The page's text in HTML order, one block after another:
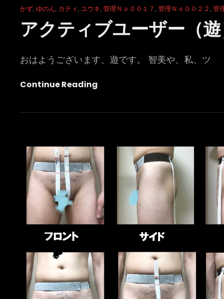
Cat
かず, ゆのん, カティ, ユウキ, 管理Ｎｏ００１７, 管理Ｎｏ００２２, 管
アクティブユーザー（遊
おはようございます、遊です。 智美や、私、ツ
Continue Reading
テ
ー
ザ
ー
（遊）